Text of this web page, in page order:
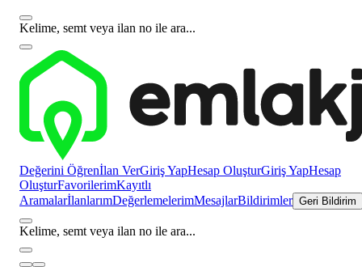
Kelime, semt veya ilan no ile ara...
Değerini Öğrenİlan VerGiriş YapHesap OluşturGiriş YapHesap
OluşturFavorilerimKayıtlı
AramalarİlanlarımDeğerlemelerimMesajlarBildirimler Geri Bildirim
Kelime, semt veya ilan no ile ara...